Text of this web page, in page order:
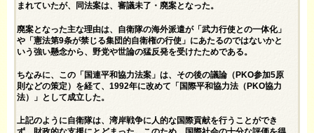
まれていたが、同法案は、審議未了・廃案となった。
廃案となった主な理由は、自衛隊の海外派遣が「武力行使との一体化」
や「憲法第9条が禁じる集団的自衛権の行使」にあたるのではないかと
いう強い懸念から、野党や世論の猛反発を受けたためである。
ちなみに、この「国連平和協力法案」は、その後の議論（PKO参加5原
則などの策定）を経て、1992年に改めて「国際平和協力法（PKO協力
法）」として成立した。
上記のように自衛隊は、湾岸戦争に人的な国際貢献を行うことができ